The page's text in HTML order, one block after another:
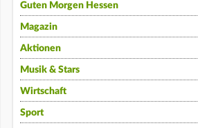
Guten Morgen Hessen
Magazin
Aktionen
Musik & Stars
Wirtschaft
Sport